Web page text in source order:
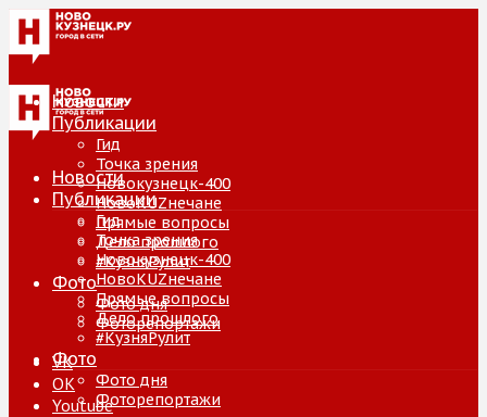
Новости
Публикации
Гид
Точка зрения
Новокузнецк-400
НовоKUZнечане
Прямые вопросы
Дело прошлого
#КузняРулит
Фото
Фото дня
Фоторепортажи
VK
ОК
Youtube
Новости
Публикации
Гид
Точка зрения
Новокузнецк-400
НовоKUZнечане
Прямые вопросы
Дело прошлого
#КузняРулит
Фото
Фото дня
Фоторепортажи